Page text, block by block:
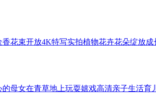
香花束开放4K特写实拍植物花卉花朵绽放成
的母女在青草地上玩耍嬉戏高清亲子生活育